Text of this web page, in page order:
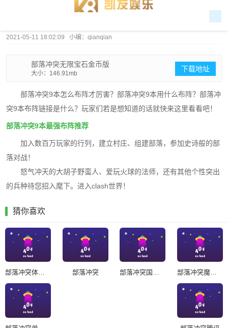
2021-05-11 18:02:09 小编：qianqian
部落冲突无限宝石金币版
大小：146.91mb
下载地址
部落冲突9本怎么布阵才厉害？部落冲突9本用什么布阵？部落冲
突9本布阵链接是什么？玩家们若是想知道的话就快来这里看看吧！
部落冲突9本最强布阵推荐
加入数百万玩家的行列，建立村庄、组建部落，参加史诗般的部
落对战！
怒气冲天的大胡子野蛮人、爱玩火球的法师，还有其他个性突出
的兵种待您招入麾下。进入clash世界！
猜你喜欢
部落冲突体验服 部落冲突 部落冲突国际服更新版 部落冲突魔改版